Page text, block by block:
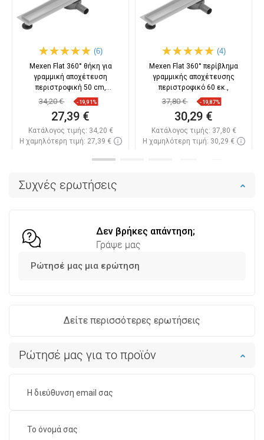
Συχνές ερωτήσεις
Δεν βρήκες απάντηση;
Γράψε μας
Ρώτησέ μας μια ερώτηση
Δείτε περισσότερες ερωτήσεις
Ρώτησέ μας για το προϊόν
(6)
Mexen Flat 360° θήκη για
γραμμική αποχέτευση
περιστροφική 50 cm,
ανοξείδωτο
34,20 € -19,91%
27,39 €
Κατάλογος τιμής: 34,20 €
Η χαμηλότερη τιμή: 27,39 €
(4)
Mexen Flat 360° περίβλημα
γραμμικής αποχέτευσης
περιστροφικό 60 εκ.,
37,80 € -19,87%
30,29 €
Κατάλογος τιμής: 37,80 €
Η χαμηλότερη τιμή: 30,29 €